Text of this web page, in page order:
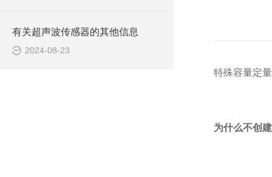
有关超声波传感器的其他信息
2024-08-23
特殊容量定
为什么不创